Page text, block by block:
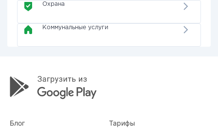
Охрана
Коммунальные услуги
Блог Тарифы